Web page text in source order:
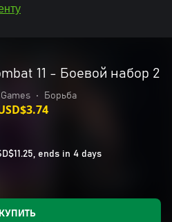
11 - Боевой набор 2
• Борьба
ends in 4 days
КУПИТЬ